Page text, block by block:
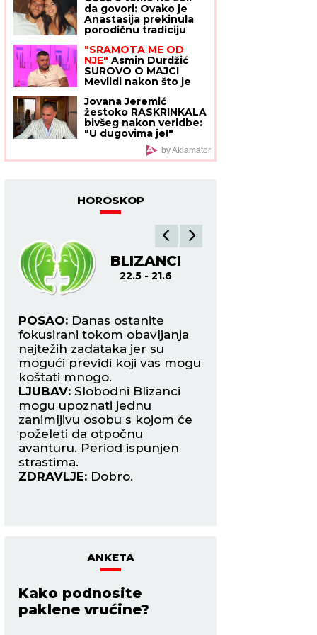
opomena
da govori: Ovako je
Anastasija prekinula
porodičnu tradiciju
donela je odluku i
stavila tačku!
"SRAMOTA ME OD
NJE" Asmin Durdžić
SUROVO O MAJCI
Mevlidi nakon što je
Marinković: "Mora da
bude svesna da je
domaćica!"
Jovana Jeremić
žestoko RASKRINKALA
bivšeg nakon veridbe:
"U dugovima je!"
Isplivala istina o
njegovim milionima
by Aklamator
HOROSKOP
BLIZANCI
22.5 - 21.6
POSAO: Danas ostanite
fokusirani tokom obavljanja
najtežih zadataka jer su
mogući previdi koji vas mogu
koštati mnogo.
LJUBAV: Slobodni Blizanci
mogu upoznati jednu
zanimljivu osobu s kojom će
poželeti da otpočnu
avanturu. Period ispunjen
strastima.
ZDRAVLJE: Dobro.
ANKETA
Kako podnosite
paklene vrućine?